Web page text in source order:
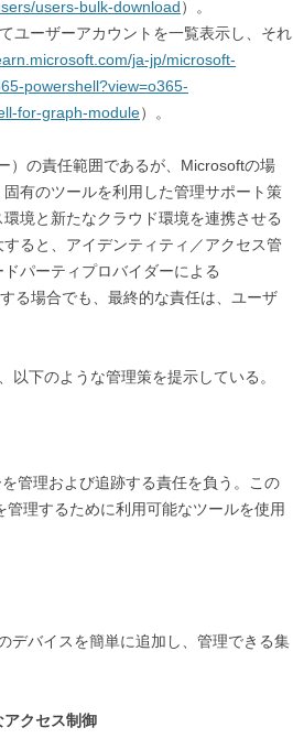
users-bulk-download）。
ユーザーアカウントを一覧表示し、それ
ja-jp/microsoft-
powershell?view=o365-
for-graph-module）。
）の責任範囲であるが、Microsoftの場
有のツールを利用した管理サポート策
境と新たなクラウド環境を連携させる
ると、アイデンティティ／アクセス管
パーティプロバイダーによる
る場合でも、最終的な責任は、ユーザ
下のような管理策を提示している。
管理および追跡する責任を負う。この
理するために利用可能なツールを使用
デバイスを簡単に追加し、管理できる集
クセス制御